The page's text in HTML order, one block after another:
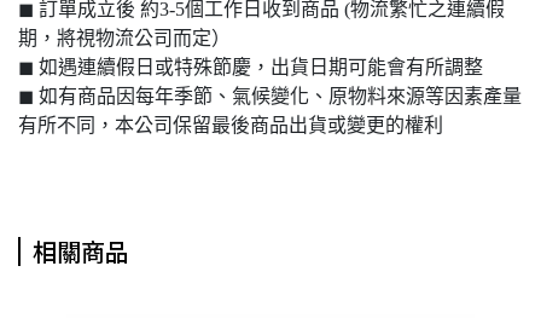
◼︎ 訂單成立後 約3-5個工作日收到商品 (物流繁忙之連續假
期，將視物流公司而定）
◼︎ 如遇連續假日或特殊節慶，出貨日期可能會有所調整
◼︎ 如有商品因每年季節、氣候變化、原物料來源等因素產量
有所不同，本公司保留最後商品出貨或變更的權利
相關商品